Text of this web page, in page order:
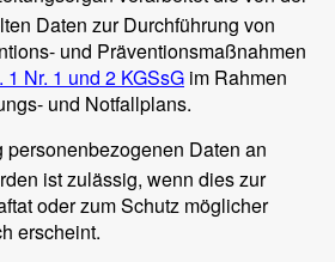
Daten zur Durchführung von
und Präventionsmaßnahmen
1 Nr. 1 und 2 KGSsG im Rahmen
und Notfallplans.
personenbezogenen Daten an
ist zulässig, wenn dies zur
oder zum Schutz möglicher
erscheint.